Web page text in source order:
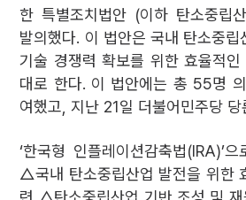
한 특별조치법안 (이하 탄소중립
발의했다. 이 법안은 국내 탄소중립
기술 경쟁력 확보를 위한 효율적
대로 한다. 이 법안에는 총 55명
여했고, 지난 21일 더불어민주당 당
‘한국형 인플레이션감축법(IRA)’
△국내 탄소중립산업 발전을 위한